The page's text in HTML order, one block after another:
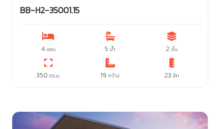
BB-H2-35001.15
4 นอน 5 น้ำ 2 ชั้น
350 ตร.ม. 19 กว้าง 23 ลึก